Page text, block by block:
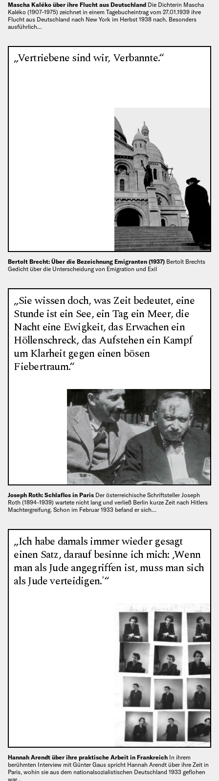
Mascha Kaléko über ihre Flucht aus Deutschland Die Dichterin Mascha
Kaléko (1907–1975) zeichnet in einem Tagebucheintrag vom 27.01.1939 ihre
Flucht aus Deutschland nach New York im Herbst 1938 nach. Besonders
ausführlich…
„Vertriebene sind wir, Verbannte.“
Bertolt Brecht: Über die Bezeichnung Emigranten (1937) Bertolt Brechts
Gedicht über die Unterscheidung von Emigration und Exil
„Sie wissen doch, was Zeit bedeutet, eine
Stunde ist ein See, ein Tag ein Meer, die
Nacht eine Ewigkeit, das Erwachen ein
Höllenschreck, das Aufstehen ein Kampf
um Klarheit gegen einen bösen
Fiebertraum.“
Joseph Roth: Schlaflos in Paris Der österreichische Schriftsteller Joseph
Roth (1894–1939) wartete nicht lang und verließ Berlin kurze Zeit nach Hitlers
Machtergreifung. Schon im Februar 1933 befand er sich…
„Ich habe damals immer wieder gesagt
einen Satz, darauf besinne ich mich: ‚Wenn
man als Jude angegriffen ist, muss man sich
als Jude verteidigen.'“
Hannah Arendt über ihre praktische Arbeit in Frankreich In ihrem
berühmten Interview mit Günter Gaus spricht Hannah Arendt über ihre Zeit in
Paris, wohin sie aus dem nationalsozialistischen Deutschland 1933 geflohen
war…